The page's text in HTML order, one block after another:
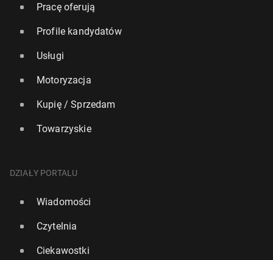
Pracę oferują
Profile kandydatów
Usługi
Motoryzacja
Kupię / Sprzedam
Towarzyskie
DZIAŁY PORTALU
Wiadomości
Czytelnia
Ciekawostki